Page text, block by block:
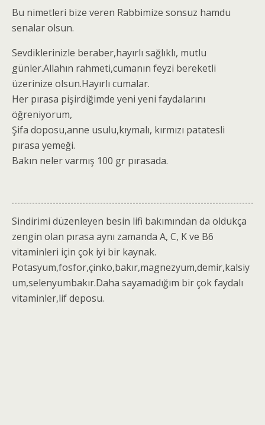
Bu nimetleri bize veren Rabbimize sonsuz hamdu
senalar olsun.
Sevdiklerinizle beraber,hayırlı sağlıklı, mutlu
günler.Allahın rahmeti,cumanın feyzi bereketli
üzerinize olsun.Hayırlı cumalar.
Her pırasa pişirdiğimde yeni yeni faydalarını
öğreniyorum,
Şifa doposu,anne usulu,kıymalı, kırmızı patatesli
pırasa yemeği.
Bakın neler varmış 100 gr pırasada.
Sindirimi düzenleyen besin lifi bakımından da oldukça
zengin olan pırasa aynı zamanda A, C, K ve B6
vitaminleri için çok iyi bir kaynak.
Potasyum,fosfor,çinko,bakır,magnezyum,demir,kalsiy
um,selenyumbakır.Daha sayamadığım bir çok faydalı
vitaminler,lif deposu.